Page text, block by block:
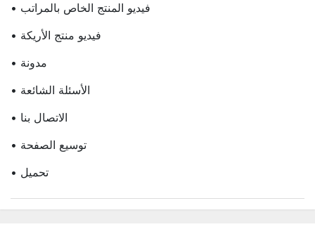
• فيديو المنتج الخاص بالمراتب
• فيديو منتج الأريكة
• مدونة
• الأسئلة الشائعة
• الاتصال بنا
• توسيع الصفحة
• تحميل